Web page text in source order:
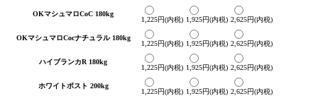
OKマシュマロCoC 180kg
1,225円(内税) 1,925円(内税) 2,625円(内税)
OKマシュマロCocナチュラル 180kg
1,225円(内税) 1,925円(内税) 2,625円(内税)
ハイブランカR 180kg
1,225円(内税) 1,925円(内税) 2,625円(内税)
ホワイトポスト 200kg
1,225円(内税) 1,925円(内税) 2,625円(内税)